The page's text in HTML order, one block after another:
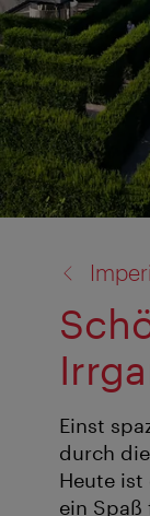
Einst
durch
Heute
ein Spaß